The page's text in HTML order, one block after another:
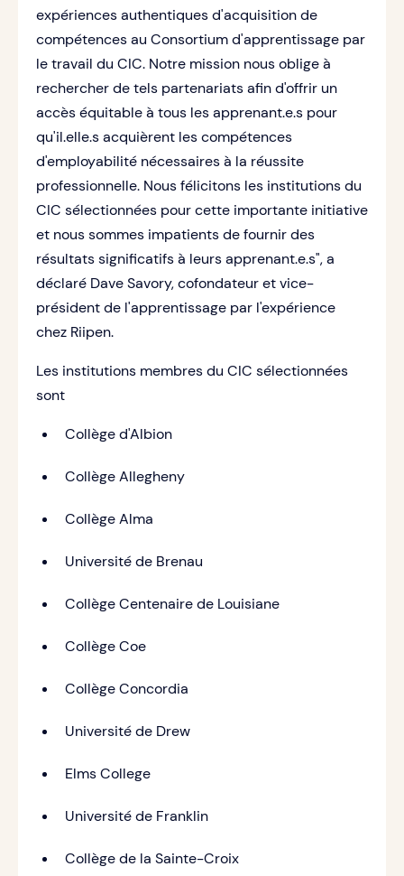
expériences authentiques d'acquisition de
compétences au Consortium d'apprentissage par
le travail du CIC. Notre mission nous oblige à
rechercher de tels partenariats afin d'offrir un
accès équitable à tous les apprenant.e.s pour
qu'il.elle.s acquièrent les compétences
d'employabilité nécessaires à la réussite
professionnelle. Nous félicitons les institutions du
CIC sélectionnées pour cette importante initiative
et nous sommes impatients de fournir des
résultats significatifs à leurs apprenant.e.s", a
déclaré Dave Savory, cofondateur et vice-
président de l'apprentissage par l'expérience
chez Riipen.
Les institutions membres du CIC sélectionnées
sont
Collège d'Albion
Collège Allegheny
Collège Alma
Université de Brenau
Collège Centenaire de Louisiane
Collège Coe
Collège Concordia
Université de Drew
Elms College
Université de Franklin
Collège de la Sainte-Croix